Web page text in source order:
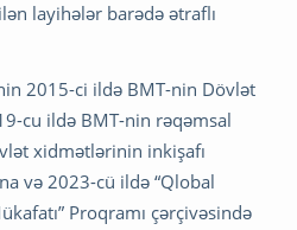
layihələr barədə ətraflı
2015-ci ildə BMT-nin Dövlət
cu ildə BMT-nin rəqəmsal
xidmətlərinin inkişafı
və 2023-cü ildə “Qlobal
Proqramı çərçivəsində